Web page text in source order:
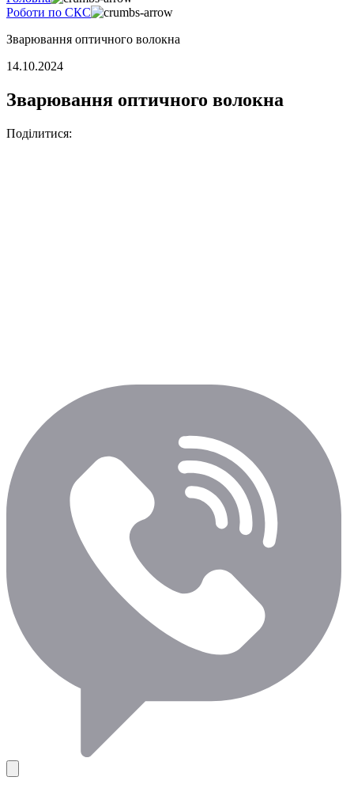
Роботи по СКС
Зварювання оптичного волокна
14.10.2024
Зварювання оптичного волокна
Поділитися: